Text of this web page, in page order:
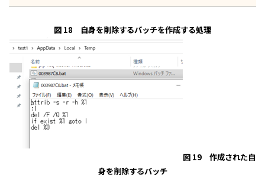
図 18 自身を削除するバッチを作成する処理
図 19 作成された自
身を削除するバッチ